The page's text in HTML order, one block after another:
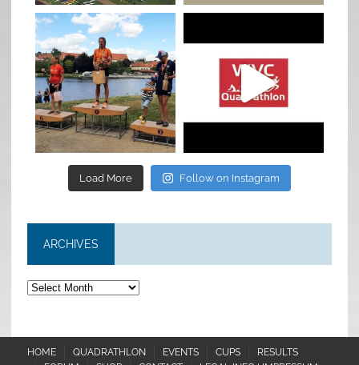
quadrathlon
Jul 6
Load More Follow on Instagram
ARCHIVES
Archives
HOME QUADRATHLON EVENTS CUPS
RESULTS